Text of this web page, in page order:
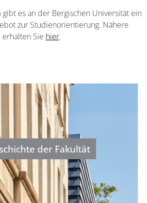
gibt es an der Bergischen Universität ein
zur Studienorientierung. Nähere
Sie hier.
der Fakultät